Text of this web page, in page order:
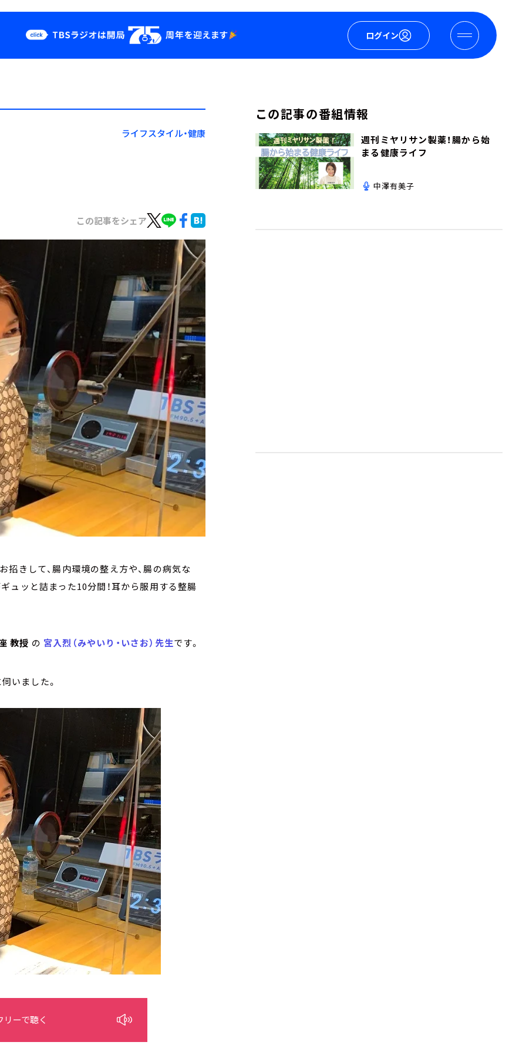
ログイン
YouTube
会社情報
ライフスタイル・健康
この記事をシェア
招きして、腸内環境の整え方や、腸の病気な
ュッと詰まった10分間！耳から服用する整腸
教授 の 宮入烈（みやいり・いさお）先生です。
いました。
リーで聴く
この記事の番組情報
週刊ミヤリサン製薬！腸から始
まる健康ライフ
中澤有美子